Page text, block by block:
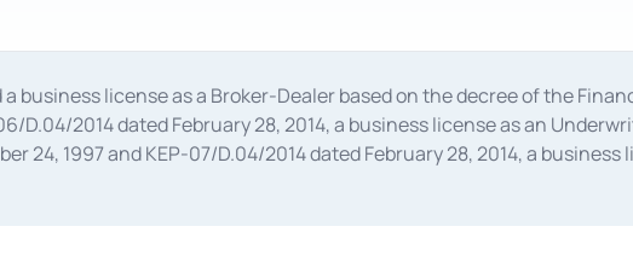
a business license as a Broker-Dealer based on the decree of the
D.04/2014 dated February 28, 2014, a business license as an
24, 1997 and KEP-07/D.04/2014 dated February 28, 2014, a
on the decree of the Financial Services Authority Number S-67/